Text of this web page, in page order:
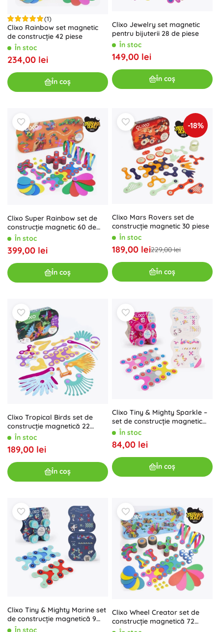
(1)
Clixo Rainbow set magnetic
de construcție 42 piese
În stoc
234,00 lei
În coș
Clixo Jewelry set magnetic
pentru bijuterii 28 de piese
În stoc
149,00 lei
În coș
Clixo Super Rainbow set de
construcție magnetic 60 de
piese
În stoc
399,00 lei
În coș
-18%
Clixo Mars Rovers set de
construcție magnetic 30 piese
În stoc
189,00 lei229,00 lei
În coș
Clixo Tropical Birds set de
construcție magnetică 22
piese
În stoc
189,00 lei
În coș
Clixo Tiny & Mighty Sparkle –
set de construcție magnetic
sclipitor 9 piese
În stoc
84,00 lei
În coș
Clixo Tiny & Mighty Marine set
de construcție magnetică 9
piese
Clixo Wheel Creator set de
construcție magnetică 72
piese